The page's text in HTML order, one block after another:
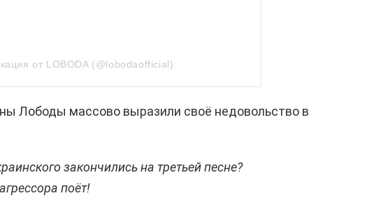
от LOBODA (@lobodaofficial)
Лободы массово выразили своё недовольство в
закончились на третьей песне?
поёт!